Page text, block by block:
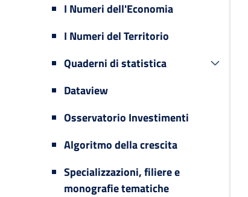
I Numeri dell'Economia
I Numeri del Territorio
Quaderni di statistica
Dataview
Osservatorio Investimenti
Algoritmo della crescita
Specializzazioni, filiere e
monografie tematiche